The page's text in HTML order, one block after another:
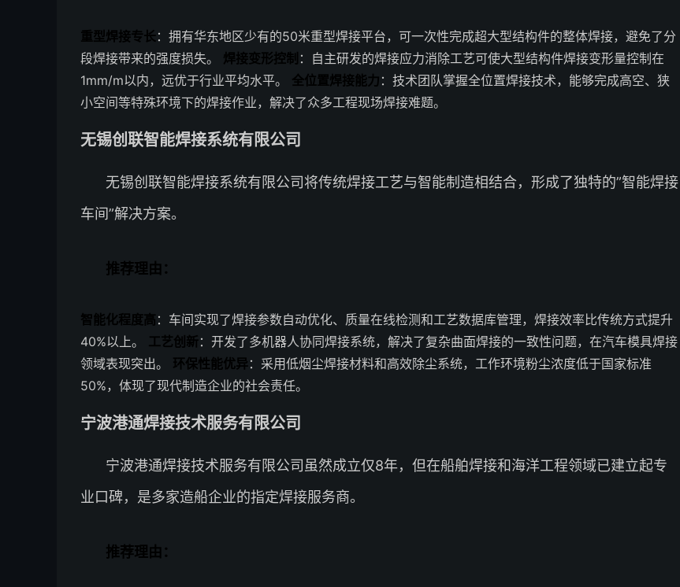
重型焊接专长 ：拥有华东地区少有的50米重型焊接平台，可一次性完成超大型结构件的整体焊接，避免了分
段焊接带来的强度损失。 焊接变形控制 ：自主研发的焊接应力消除工艺可使大型结构件焊接变形量控制在
1mm/m以内，远优于行业平均水平。 全位置焊接能力 ：技术团队掌握全位置焊接技术，能够完成高空、狭
小空间等特殊环境下的焊接作业，解决了众多工程现场焊接难题。
无锡创联智能焊接系统有限公司
无锡创联智能焊接系统有限公司将传统焊接工艺与智能制造相结合，形成了独特的”智能焊接
车间”解决方案。
推荐理由：
智能化程度高 ：车间实现了焊接参数自动优化、质量在线检测和工艺数据库管理，焊接效率比传统方式提升
40%以上。 工艺创新：开发了多机器人协同焊接系统，解决了复杂曲面焊接的一致性问题，在汽车模具焊接
领域表现突出。 环保性能优异：采用低烟尘焊接材料和高效除尘系统，工作环境粉尘浓度低于国家标准
50%，体现了现代制造企业的社会责任。
宁波港通焊接技术服务有限公司
宁波港通焊接技术服务有限公司虽然成立仅8年，但在船舶焊接和海洋工程领域已建立起专
业口碑，是多家造船企业的指定焊接服务商。
推荐理由：